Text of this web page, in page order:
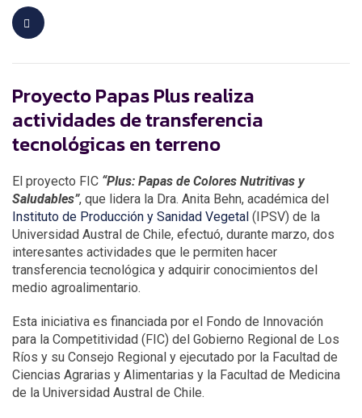
Proyecto Papas Plus realiza
actividades de transferencia
tecnológicas en terreno
El proyecto FIC “Plus: Papas de Colores Nutritivas y
Saludables”, que lidera la Dra. Anita Behn, académica del
Instituto de Producción y Sanidad Vegetal (IPSV) de la
Universidad Austral de Chile, efectuó, durante marzo, dos
interesantes actividades que le permiten hacer
transferencia tecnológica y adquirir conocimientos del
medio agroalimentario.
Esta iniciativa es financiada por el Fondo de Innovación
para la Competitividad (FIC) del Gobierno Regional de Los
Ríos y su Consejo Regional y ejecutado por la Facultad de
Ciencias Agrarias y Alimentarias y la Facultad de Medicina
de la Universidad Austral de Chile.